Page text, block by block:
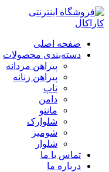
صفحه اصلی
دسته‌بندی محصولات
پیراهن مردانه
پیراهن زنانه
تاپ
دامن
مانتو
شلوارک
شومیز
شلوار
تماس با ما
درباره ما